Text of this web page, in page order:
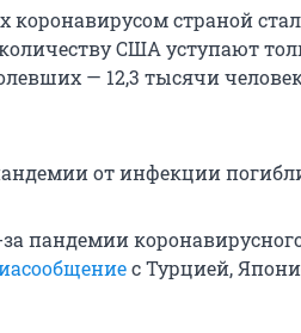
коронавирусом страной
США уступают
— 12,3 тысячи
от инфекции
пандемии
с Турцией,